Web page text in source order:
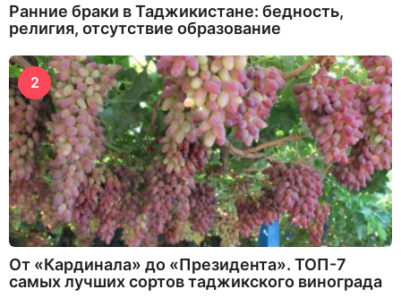
Ранние браки в Таджикистане: бедность,
религия, отсутствие образование
2
От «Кардинала» до «Президента». ТОП-7
самых лучших сортов таджикского винограда